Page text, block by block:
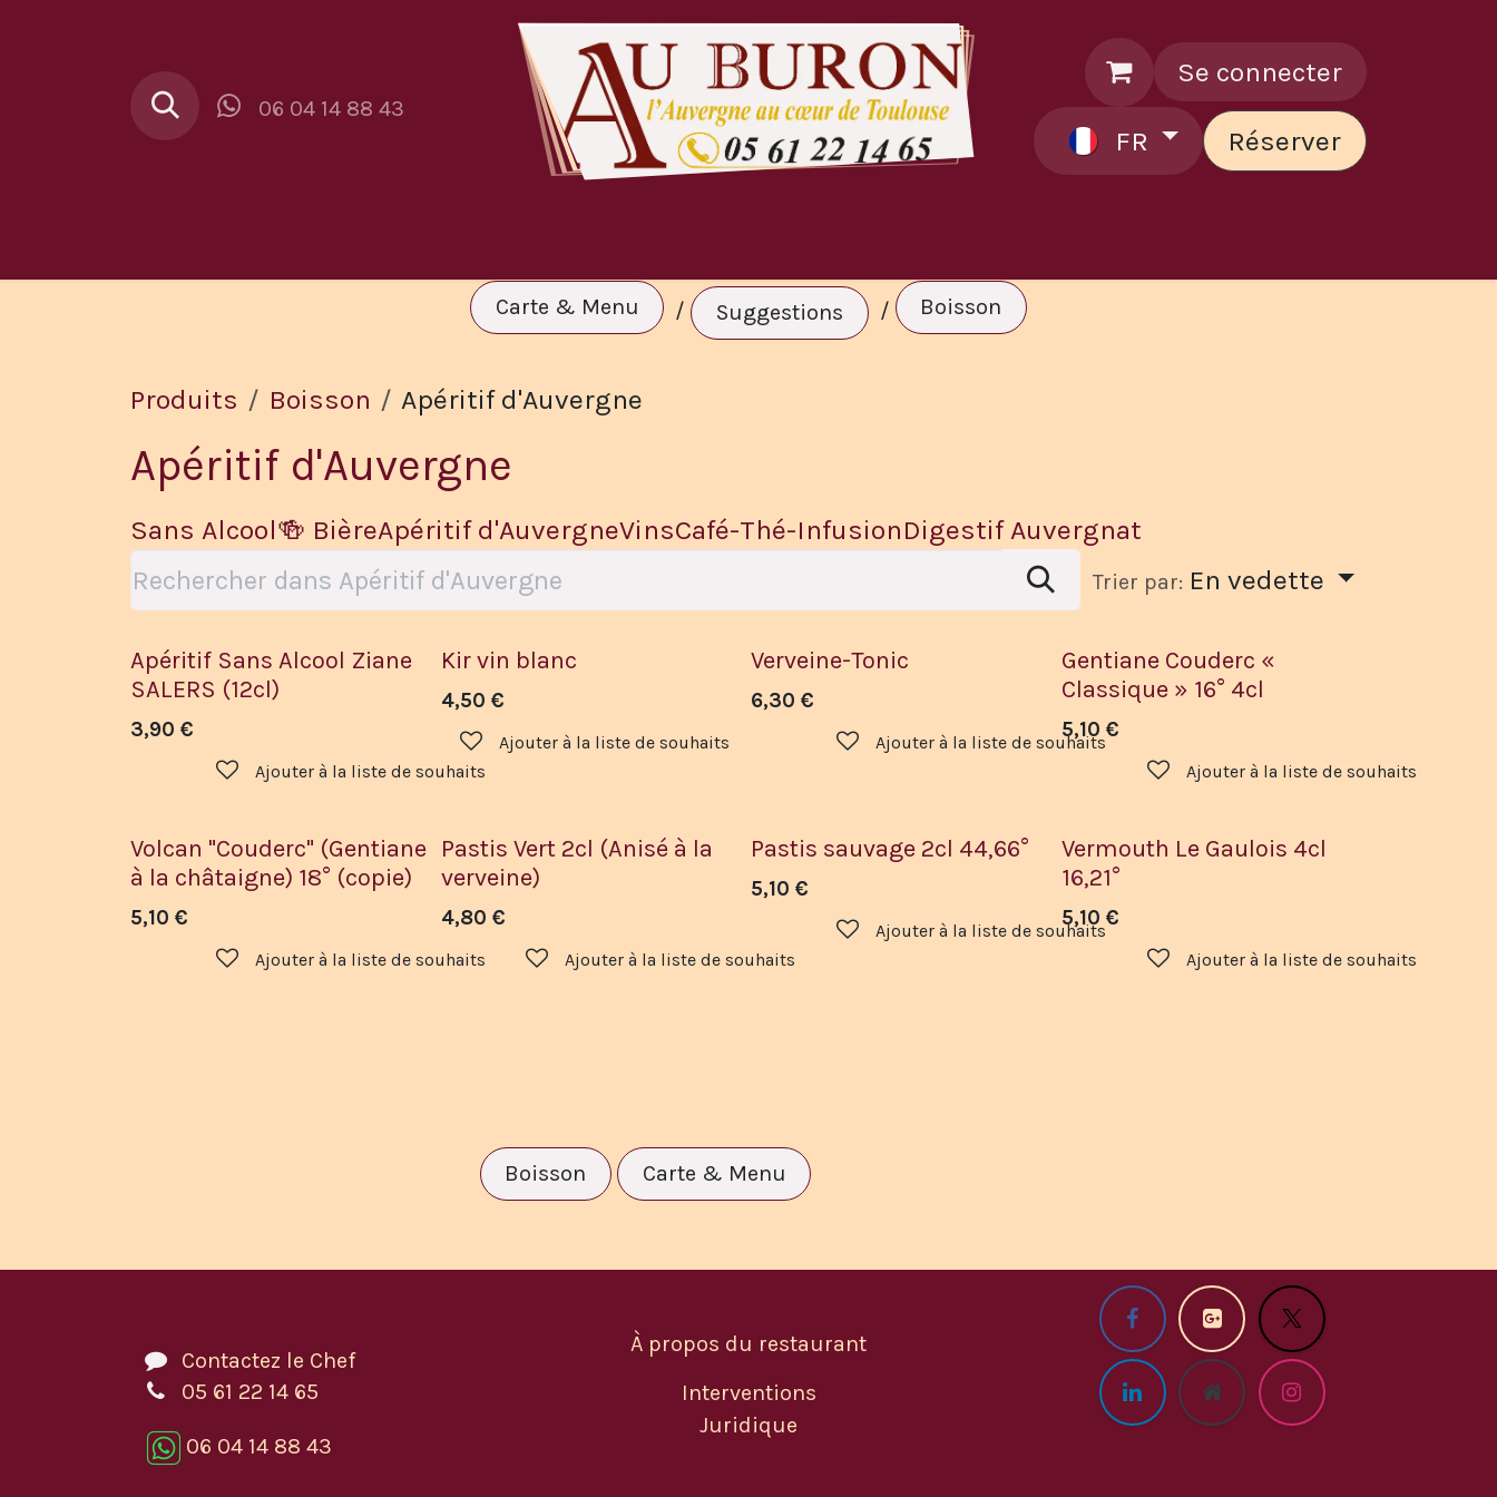
06 04 14 88 43
Se connecter
FR Réserver
Carte & Menu / Suggestions / Boisson
Produits Boisson Apéritif d'Auvergne
Apéritif d'Auvergne
Sans Alcool🍻 BièreApéritif d'AuvergneVinsCafé-Thé-InfusionDigestif Auvergnat
Trier par: En vedette
Sans Alcool
Apéritif Sans Alcool Ziane
SALERS (12cl)
3,90 €
Ajouter à la liste de souhaits
Kir vin blanc
4,50 €
Ajouter à la liste de souhaits
Verveine-Tonic
6,30 €
Ajouter à la liste de souhaits
Gentiane Couderc «
Classique » 16° 4cl
5,10 €
Ajouter à la liste de souhaits
Volcan "Couderc" (Gentiane
à la châtaigne) 18° (copie)
5,10 €
Ajouter à la liste de souhaits
Pastis Vert 2cl (Anisé à la
verveine)
4,80 €
Ajouter à la liste de souhaits
Pastis sauvage 2cl 44,66°
5,10 €
Ajouter à la liste de souhaits
Vermouth Le Gaulois 4cl
16,21°
5,10 €
Ajouter à la liste de souhaits
Boisson Carte & Menu
À propos du restaurant
Interventions
Juridique
Contactez le Chef
05 61 22 14 65
06 04 14 88 43